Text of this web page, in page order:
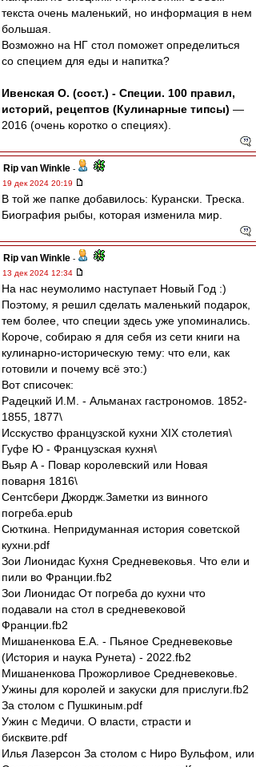
текста очень маленький, но информация в нем
большая.
Возможно на НГ стол поможет определиться
со специем для еды и напитка?
Ивенская О. (сост.) - Специи. 100 правил,
историй, рецептов (Кулинарные типсы) —
2016 (очень коротко о специях).
Rip van Winkle -
19 дек 2024 20:19
В той же папке добавилось: Курански. Треска.
Биография рыбы, которая изменила мир.
Rip van Winkle -
13 дек 2024 12:34
На нас неумолимо наступает Новый Год :)
Поэтому, я решил сделать маленький подарок,
тем более, что специи здесь уже упоминались.
Короче, собираю я для себя из сети книги на
кулинарно-историческую тему: что ели, как
готовили и почему всё это:)
Вот списочек:
Радецкий И.М. - Альманах гастрономов. 1852-
1855, 1877\
Исскуство французской кухни XIX столетия\
Гуфе Ю - Французская кухня\
Вьяр А - Повар королевский или Новая
поварня 1816\
Сентсбери Джордж.Заметки из винного
погреба.epub
Сюткина. Непридуманная история советской
кухни.pdf
Зои Лионидас Кухня Средневековья. Что ели и
пили во Франции.fb2
Зои Лионидас От погреба до кухни что
подавали на стол в средневековой
Франции.fb2
Мишаненкова Е.А. - Пьяное Средневековье
(История и наука Рунета) - 2022.fb2
Мишаненкова Прожорливое Средневековье.
Ужины для королей и закуски для прислуги.fb2
За столом с Пушкиным.pdf
Ужин с Медичи. О власти, страсти и
бисквите.pdf
Илья Лазерсон За столом с Ниро Вульфом, или